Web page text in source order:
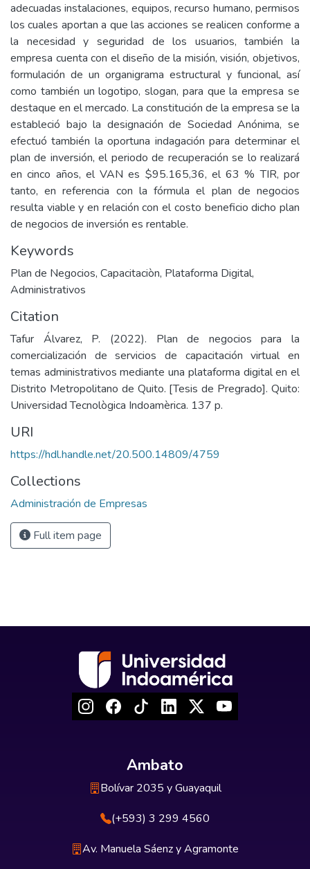
adecuadas instalaciones, equipos, recurso humano, permisos
los cuales aportan a que las acciones se realicen conforme a
la necesidad y seguridad de los usuarios, también la
empresa cuenta con el diseño de la misión, visión, objetivos,
formulación de un organigrama estructural y funcional, así
como también un logotipo, slogan, para que la empresa se
destaque en el mercado. La constitución de la empresa se la
estableció bajo la designación de Sociedad Anónima, se
efectuó también la oportuna indagación para determinar el
plan de inversión, el periodo de recuperación se lo realizará
en cinco años, el VAN es $95.165,36, el 63 % TIR, por
tanto, en referencia con la fórmula el plan de negocios
resulta viable y en relación con el costo beneficio dicho plan
de negocios de inversión es rentable.
Keywords
Plan de Negocios, Capacitaciòn, Plataforma Digital,
Administrativos
Citation
Tafur Álvarez, P. (2022). Plan de negocios para la
comercialización de servicios de capacitación virtual en
temas administrativos mediante una plataforma digital en el
Distrito Metropolitano de Quito. [Tesis de Pregrado]. Quito:
Universidad Tecnològica Indoamèrica. 137 p.
URI
https://hdl.handle.net/20.500.14809/4759
Collections
Administración de Empresas
Full item page
Ambato
Bolívar 2035 y Guayaquil
(+593) 3 299 4560
Av. Manuela Sáenz y Agramonte